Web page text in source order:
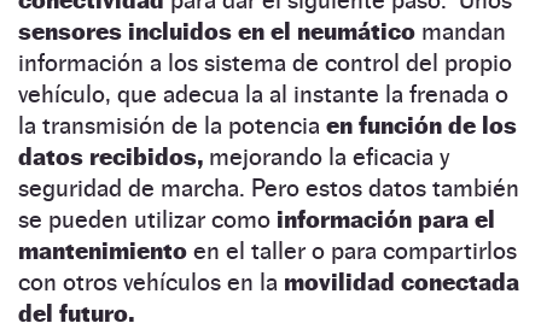
sensores incluidos en el neumático mandan
información a los sistema de control del propio
vehículo, que adecua la al instante la frenada o
la transmisión de la potencia en función de los
datos recibidos, mejorando la eficacia y
seguridad de marcha. Pero estos datos también
se pueden utilizar como información para el
mantenimiento en el taller o para compartirlos
con otros vehículos en la movilidad conectada
del futuro.